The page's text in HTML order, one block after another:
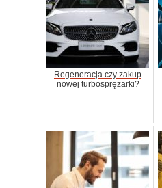
Regeneracja czy zakup
nowej turbosprężarki?